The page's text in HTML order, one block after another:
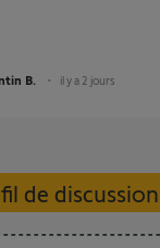
B. il y a 2 jours
de discussion